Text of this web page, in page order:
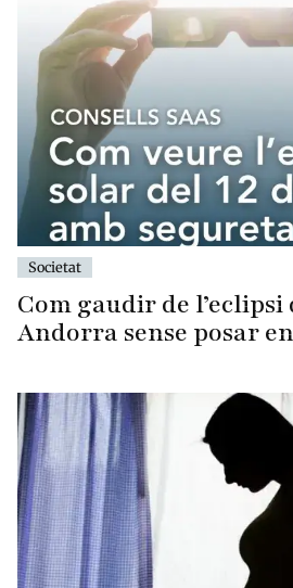
Societat
Com gaudir de l’eclipsi
Andorra sense posar